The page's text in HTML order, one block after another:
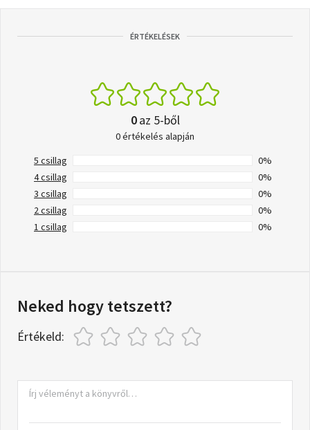
ÉRTÉKELÉSEK
0az 5-ből
0 értékelés alapján
5 csillag
0%
4 csillag
0%
3 csillag
0%
2 csillag
0%
1 csillag
0%
Neked hogy tetszett?
Értékeld: